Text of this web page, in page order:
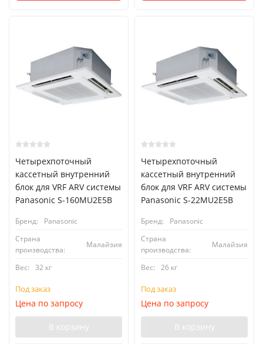
Четырехпоточный
кассетный внутренний
блок для VRF ARV системы
Panasonic S-160MU2E5B
Бренд:
Panasonic
Страна
производства:
Малайзия
Вес: 32 кг
Под заказ
Цена по запросу
В корзину
Четырехпоточный
кассетный внутренний
блок для VRF ARV системы
Panasonic S-22MU2E5B
Бренд:
Panasonic
Страна
производства:
Малайзия
Вес: 26 кг
Под заказ
Цена по запросу
В корзину